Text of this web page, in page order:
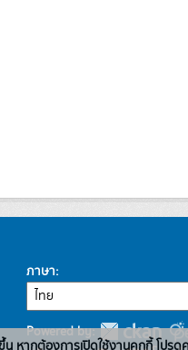
ภาษา
Powered by:
น หากต้องการเปิดใช้งานคุกกี้ โปร